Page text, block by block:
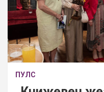
ПУЛС